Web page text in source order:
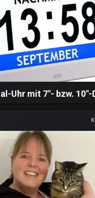
Uhr mit 7"- bzw. 10"-